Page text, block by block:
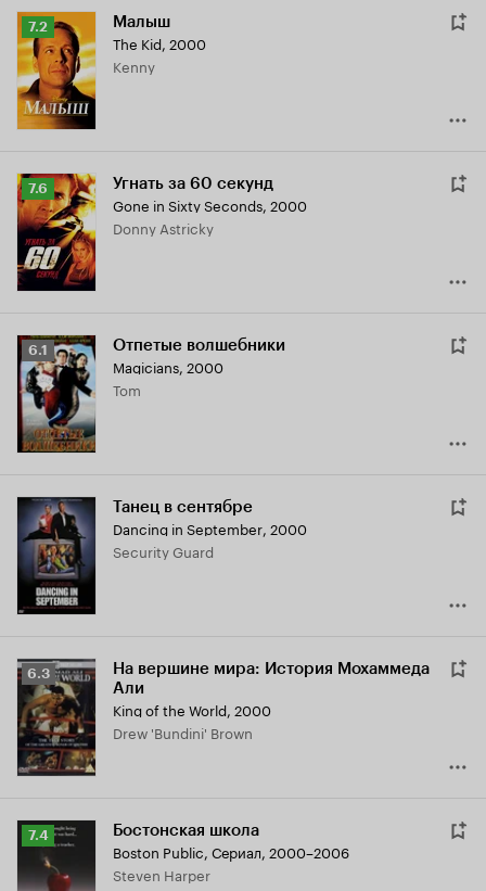
Рейтинг
Кинопоиска
7.2
7.2 Малыш
The Kid, 2000
Kenny
Рейтинг
Кинопоиска
7.6
7.6 Угнать за 60 секунд
Gone in Sixty Seconds, 2000
Donny Astricky
Рейтинг
Кинопоиска
6.1
6.1 Отпетые волшебники
Magicians, 2000
Tom
Танец в сентябре
Dancing in September, 2000
Security Guard
Рейтинг
Кинопоиска
6.3
6.3
На вершине мира: История Мохаммеда
Али
King of the World, 2000
Drew 'Bundini' Brown
Рейтинг
Кинопоиска
7.4
7.4 Бостонская школа
Boston Public, Сериал, 2000–2006
Steven Harper